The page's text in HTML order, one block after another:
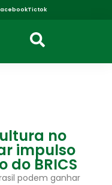
Tictok
no
impulso
do BRICS
podem ganhar